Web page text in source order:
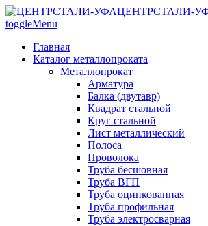
ЦЕНТРСТАЛИ-
toggleMenu
Главная
Каталог металлопроката
Металлопрокат
Арматура
Балка (двутавр)
Квадрат стальной
Круг стальной
Лист металлический
Полоса
Проволока
Труба бесшовная
Труба ВГП
Труба оцинкованная
Труба профильная
Труба электросварная